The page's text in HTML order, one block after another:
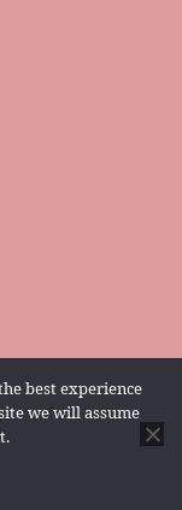
best experience
we will assume